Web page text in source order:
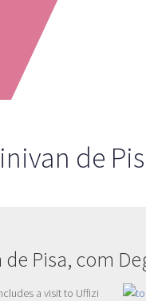
de
Pisa, com
a visit to Uffizi